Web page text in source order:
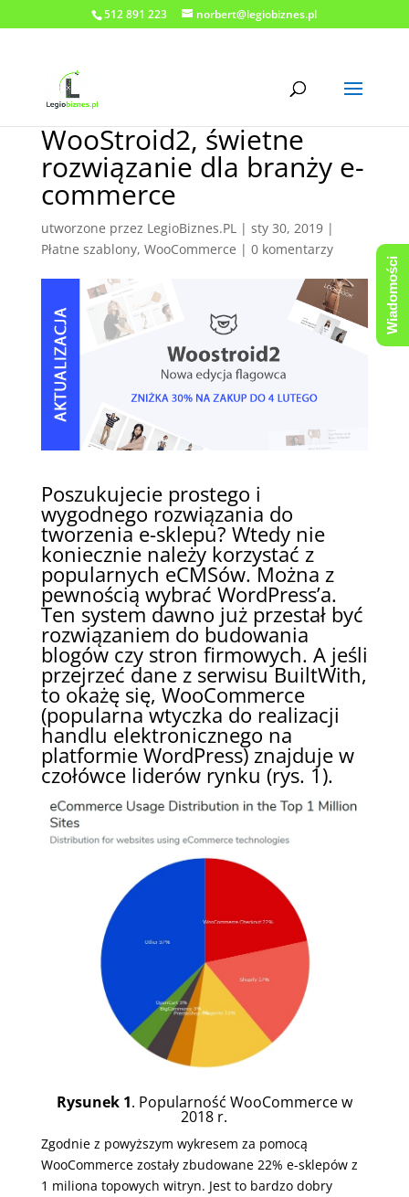
512 891 223 norbert@legiobiznes.pl
WooStroid2, świetne
rozwiązanie dla branży e-
commerce
utworzone przez LegioBiznes.PL| sty 30, 2019|
Płatne szablony, WooCommerce | 0 komentarzy
Poszukujecie prostego i
wygodnego rozwiązania do
tworzenia e-sklepu? Wtedy nie
koniecznie należy korzystać z
popularnych eCMSów. Można z
pewnością wybrać WordPress’a.
Ten system dawno już przestał być
rozwiązaniem do budowania
blogów czy stron firmowych. A jeśli
przejrzeć dane z serwisuBuiltWith,
to okażę się, WooCommerce
(popularna wtyczka do realizacji
handlu elektronicznego na
platformie WordPress) znajduje w
czołówce liderów rynku (rys. 1).
Rysunek 1. Popularność WooCommerce w
2018 r.
Zgodnie z powyższym wykresem za pomocą
WooCommerce zostały zbudowane 22% e-sklepów z
1 miliona topowych witryn. Jest to bardzo dobry
Wiadomości